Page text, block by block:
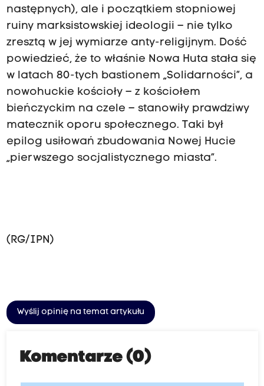
następnych), ale i początkiem stopniowej
ruiny marksistowskiej ideologii – nie tylko
zresztą w jej wymiarze anty-religijnym. Dość
powiedzieć, że to właśnie Nowa Huta stała się
w latach 80-tych bastionem „Solidarności”, a
nowohuckie kościoły – z kościołem
bieńczyckim na czele – stanowiły prawdziwy
matecznik oporu społecznego. Taki był
epilog usiłowań zbudowania Nowej Hucie
„pierwszego socjalistycznego miasta”.
(RG/IPN)
Wyślij opinię na temat artykułu
Komentarze (0)